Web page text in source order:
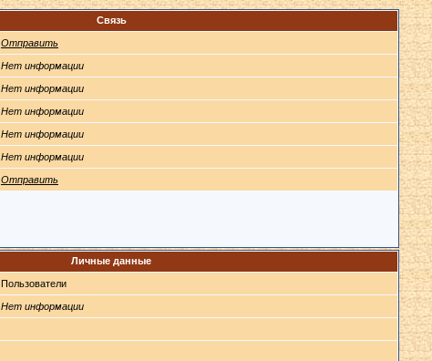
Связь
Отправить
Нет информации
Нет информации
Нет информации
Нет информации
Нет информации
Отправить
Личные данные
Пользователи
Нет информации